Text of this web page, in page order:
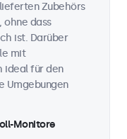
Zubehörs
ohne dass
ist. Darüber
mit
ideal für den
Umgebungen
Monitore